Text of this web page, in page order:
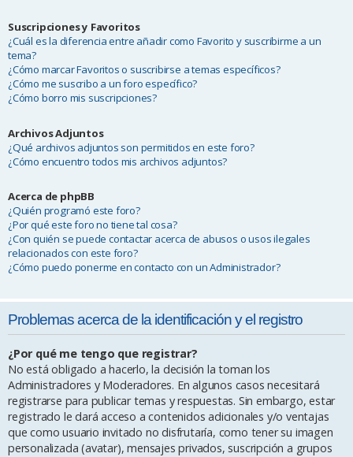
Suscripciones y Favoritos
¿Cuál es la diferencia entre añadir como Favorito y suscribirme a un
tema?
¿Cómo marcar Favoritos o suscribirse a temas específicos?
¿Cómo me suscribo a un foro específico?
¿Cómo borro mis suscripciones?
Archivos Adjuntos
¿Qué archivos adjuntos son permitidos en este foro?
¿Cómo encuentro todos mis archivos adjuntos?
Acerca de phpBB
¿Quién programó este foro?
¿Por qué este foro no tiene tal cosa?
¿Con quién se puede contactar acerca de abusos o usos ilegales
relacionados con este foro?
¿Cómo puedo ponerme en contacto con un Administrador?
Problemas acerca de la identificación y el registro
¿Por qué me tengo que registrar?
No está obligado a hacerlo, la decisión la toman los
Administradores y Moderadores. En algunos casos necesitará
registrarse para publicar temas y respuestas. Sin embargo, estar
registrado le dará acceso a contenidos adicionales y/o ventajas
que como usuario invitado no disfrutaría, como tener su imagen
personalizada (avatar), mensajes privados, suscripción a grupos